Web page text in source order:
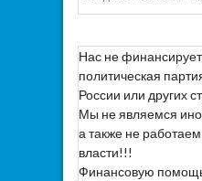
Нас не
политическая
России или других
Мы не являемся
а также не
власти!!!
Финансовую